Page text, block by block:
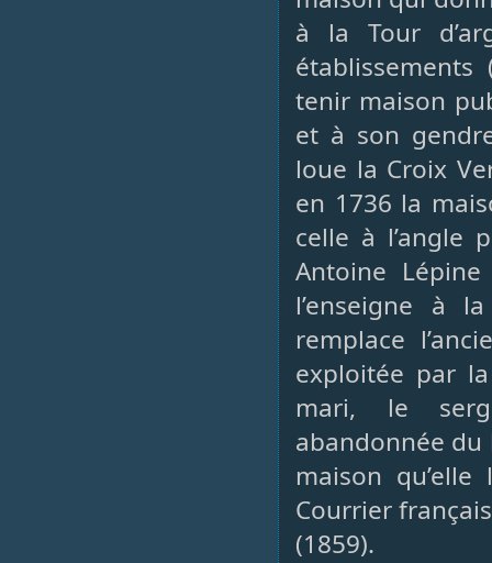
à la Tour
tenir maison
et à son
loue la Croix
en 1736 la
celle à l’angle
Antoine
l’enseigne à
remplace
exploitée par
mari, le
abandonnée du
maison
Courrier
(1859).